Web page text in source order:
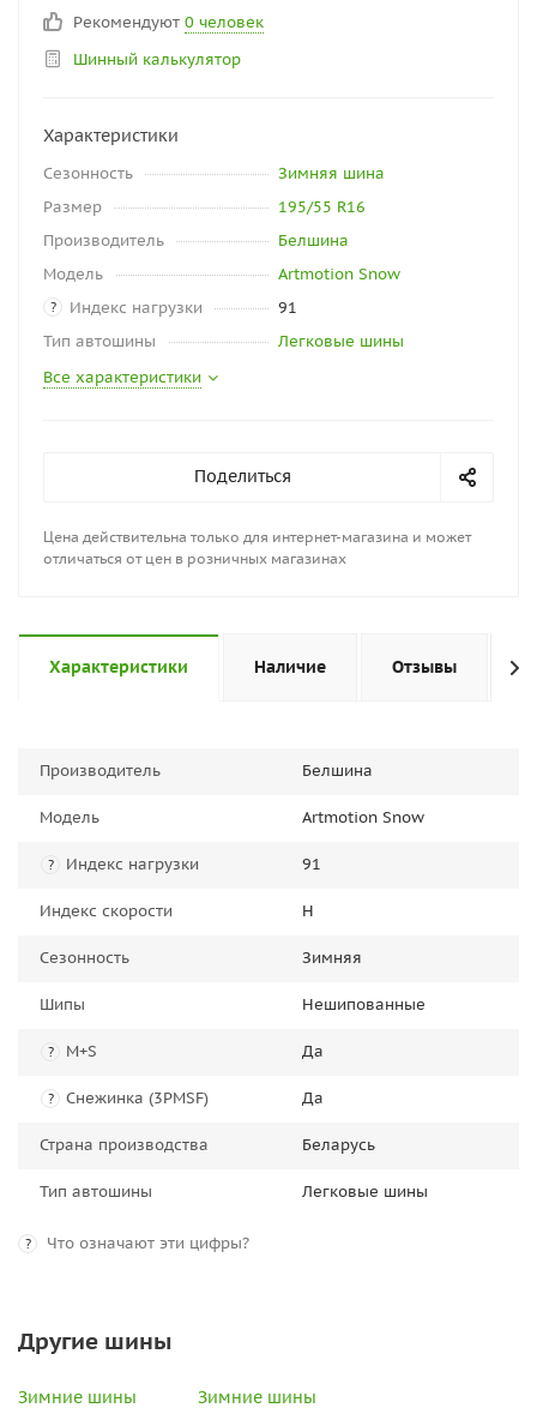
Рекомендуют 0 человек
Шинный калькулятор
Характеристики
Сезонность
Зимняя шина
Размер
195/55 R16
Производитель
Белшина
Модель
Artmotion Snow
? Индекс нагрузки
91
Тип автошины
Легковые шины
Все характеристики
Поделиться
Цена действительна только для интернет-магазина и может
отличаться от цен в розничных магазинах
Характеристики Наличие Отзывы
Производитель Белшина
Модель Artmotion Snow
? Индекс нагрузки 91
Индекс скорости H
Сезонность Зимняя
Шипы Нешипованные
? M+S Да
? Снежинка (3PMSF) Да
Страна производства Беларусь
Тип автошины Легковые шины
? Что означают эти цифры?
Другие шины
Зимние шины
Зимние шины